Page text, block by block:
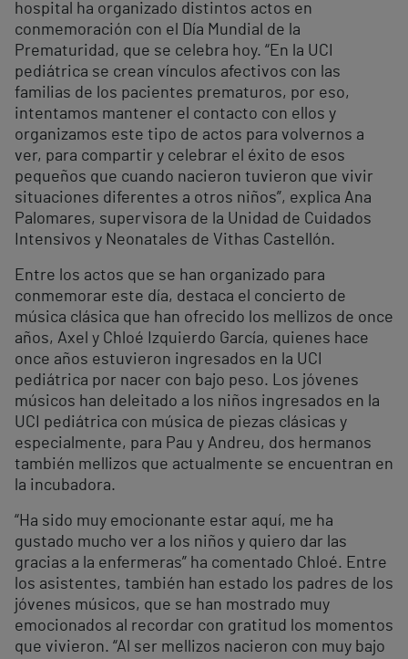
hospital ha organizado distintos actos en
conmemoración con el Día Mundial de la
Prematuridad, que se celebra hoy. “En la UCI
pediátrica se crean vínculos afectivos con las
familias de los pacientes prematuros, por eso,
intentamos mantener el contacto con ellos y
organizamos este tipo de actos para volvernos a
ver, para compartir y celebrar el éxito de esos
pequeños que cuando nacieron tuvieron que vivir
situaciones diferentes a otros niños”, explica Ana
Palomares, supervisora de la Unidad de Cuidados
Intensivos y Neonatales de Vithas Castellón.
Entre los actos que se han organizado para
conmemorar este día, destaca el concierto de
música clásica que han ofrecido los mellizos de once
años, Axel y Chloé Izquierdo García, quienes hace
once años estuvieron ingresados en la UCI
pediátrica por nacer con bajo peso. Los jóvenes
músicos han deleitado a los niños ingresados en la
UCI pediátrica con música de piezas clásicas y
especialmente, para Pau y Andreu, dos hermanos
también mellizos que actualmente se encuentran en
la incubadora.
“Ha sido muy emocionante estar aquí, me ha
gustado mucho ver a los niños y quiero dar las
gracias a la enfermeras” ha comentado Chloé. Entre
los asistentes, también han estado los padres de los
jóvenes músicos, que se han mostrado muy
emocionados al recordar con gratitud los momentos
que vivieron. “Al ser mellizos nacieron con muy bajo